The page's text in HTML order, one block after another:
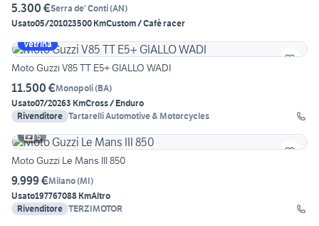
5.300 €Serra de' Conti(AN)
Usato05/201023500 KmCustom / Café racer
Vetrina
Moto Guzzi V85 TT E5+ GIALLO WADI
11.500 €Monopoli(BA)
Usato07/20263 KmCross / Enduro
Rivenditore Tartarelli Automotive & Motorcycles
5
Moto Guzzi Le Mans III 850
9.999 €Milano(MI)
Usato197767088 KmAltro
Rivenditore TERZIMOTOR